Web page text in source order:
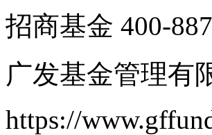
招商基金 400-
广发基金管理有
https://